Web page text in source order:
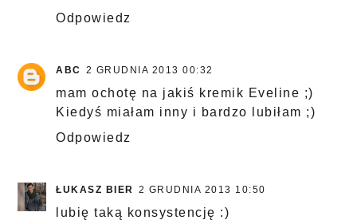
Odpowiedz
ABC 2 GRUDNIA 2013 00:32
mam ochotę na jakiś kremik Eveline ;)
Kiedyś miałam inny i bardzo lubiłam ;)
Odpowiedz
ŁUKASZ BIER 2 GRUDNIA 2013 10:50
lubię taką konsystencję :)